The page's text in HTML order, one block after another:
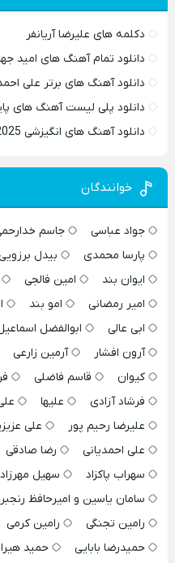
دکلمه های علیرضا آریانفر
دانلود تمام آهنگ های امید
دانلود آهنگ های برتر علی
دانلود پلی لیست آهنگ های پاییزی
دانلود آهنگ های انگیزشی 2025
خوانندگان
جواد عباسی جاسم
پارسا محمدی
بیدل
ایوان بند
امین فالجی
امیر رمضانی
امو بند
ابی عالی
ابوالفضل
آرون افشار
آرمین زارعی
کیوان
قاسم فاضلی
فرشاد آزادی
علیها
علیرضا رحیم پور
علی
علی احمدیانی
رضا صادقی
سهراب پاکزاد
سهیل
سامان یاسین و امیرحافظ رنجبر
رامین تجنگی
رامین کرمی
حمیدرضا بابایی
حمید